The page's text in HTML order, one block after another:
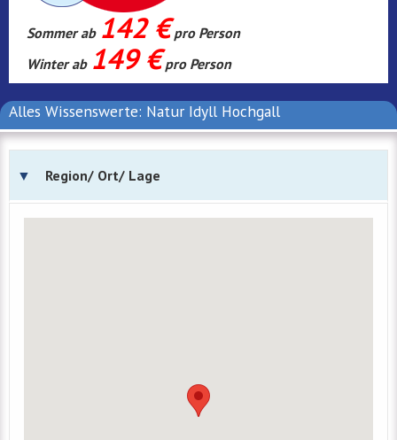
Sommer ab 142 €pro Person
Winter ab 149 €pro Person
Alles Wissenswerte: Natur Idyll Hochgall
Region/ Ort/ Lage